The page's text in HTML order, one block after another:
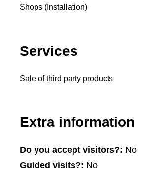
Shops (Installation)
Services
Sale of third party products
Extra information
Do you accept visitors?: No
Guided visits?: No